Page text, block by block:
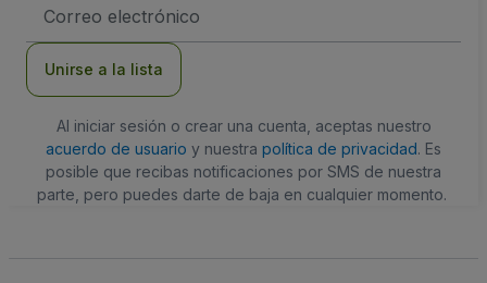
de
Unirse a la lista
Al iniciar sesión o crear una cuenta, aceptas nuestro
acuerdo de usuario y nuestra política de privacidad. Es
posible que recibas notificaciones por SMS de nuestra
parte, pero puedes darte de baja en cualquier momento.